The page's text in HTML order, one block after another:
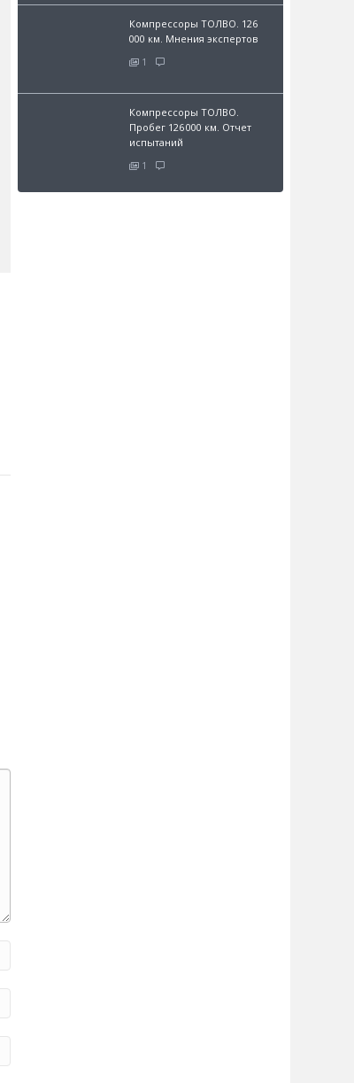
Компрессоры ТОЛВО. 126
000 км. Мнения экспертов
1
Компрессоры ТОЛВО.
Пробег 126 000 км. Отчет
испытаний
1